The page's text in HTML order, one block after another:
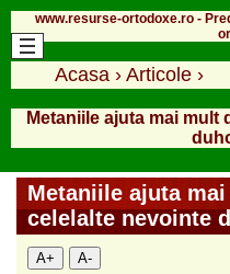
www.resurse-ortodoxe.ro -
Acasa › Articole ›
Metaniile ajuta mai mult
Metaniile ajuta
celelalte nevointe
A+ A-